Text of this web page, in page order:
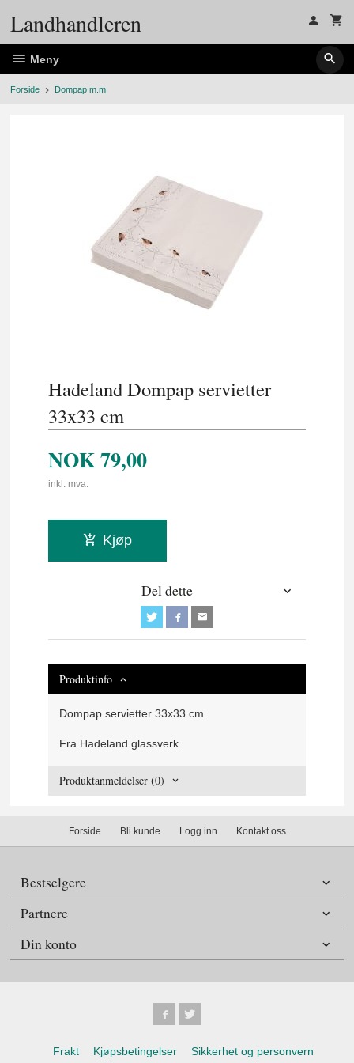
Landhandleren
Meny
Forside Dompap m.m.
Hadeland Dompap servietter
33x33 cm
NOK79,00
inkl. mva.
Kjøp
Del dette
Produktinfo
Dompap servietter 33x33 cm.
Fra Hadeland glassverk.
Produktanmeldelser (0)
Forside Bli kunde Logg inn Kontakt oss
Bestselgere
Partnere
Din konto
Frakt Kjøpsbetingelser Sikkerhet og personvern